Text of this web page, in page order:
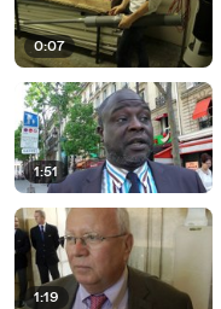
0:07
1:51
1:19